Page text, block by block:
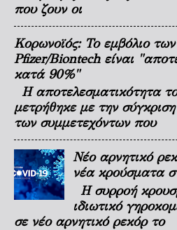
που ζουν οι
Κορωνοϊός: Το εμβόλιο των
Pfizer/Biontech είναι
κατά 90%"
Η αποτελεσματικότητα
μετρήθηκε με την
των συμμετεχόντων που
Νέο αρνητικό
νέα κρούσματα
Η συρροή
ιδιωτικό
σε νέο αρνητικό ρεκόρ το